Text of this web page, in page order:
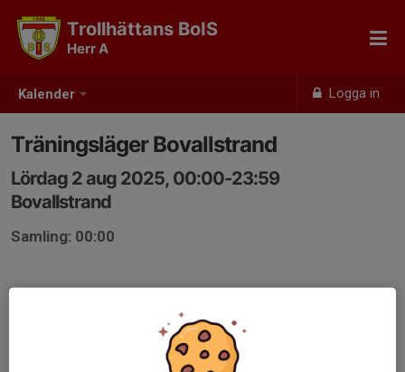
Kalender Logga in
Trollhättans BoIS
Herr A
Träningsläger Bovallstrand
Lördag 2 aug 2025, 00:00-23:59
Bovallstrand
Samling: 00:00